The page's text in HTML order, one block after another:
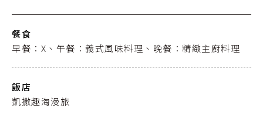
餐食
早餐：X、午餐：義式風味料理、晚餐：精緻主廚料理
飯店
凱撒趣淘漫旅